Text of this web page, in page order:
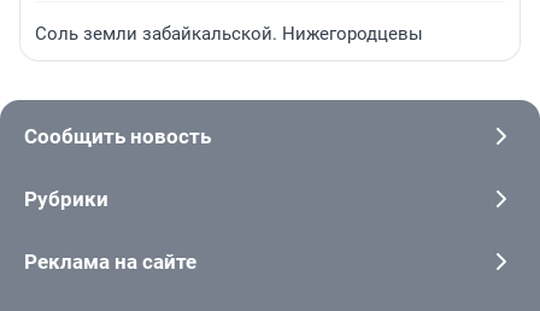
Соль земли забайкальской. Нижегородцевы
Сообщить новость
Рубрики
Реклама на сайте